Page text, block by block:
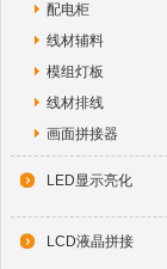
配电柜
线材辅料
模组灯板
线材排线
画面拼接器
LED显示亮化
LCD液晶拼接